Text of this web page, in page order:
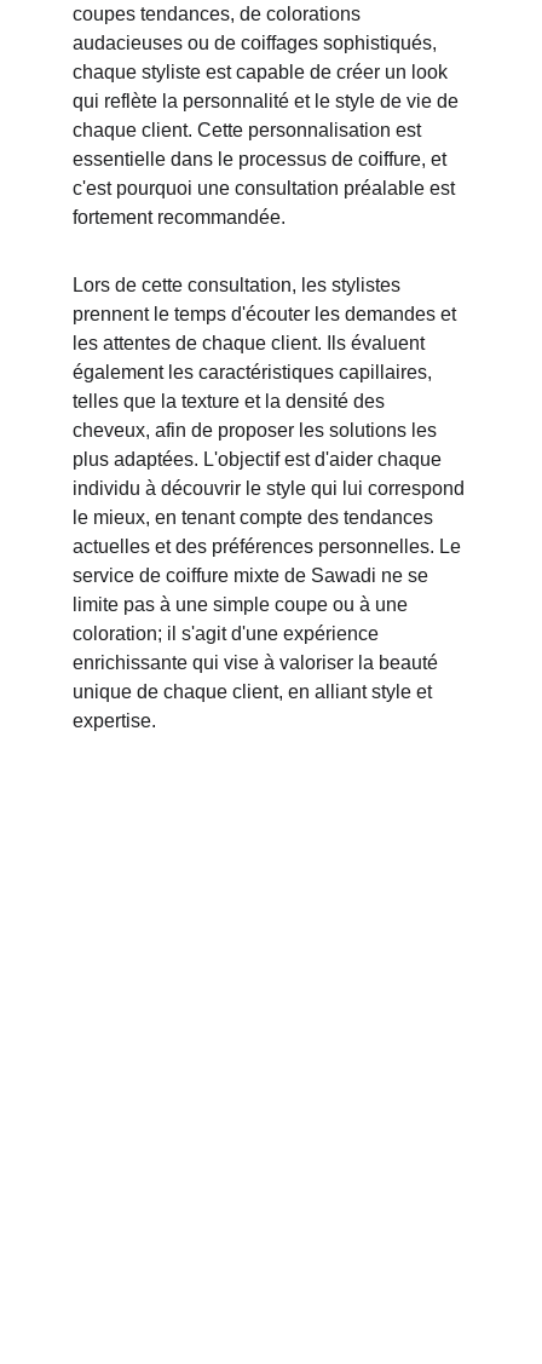
coupes tendances, de colorations
audacieuses ou de coiffages sophistiqués,
chaque styliste est capable de créer un look
qui reflète la personnalité et le style de vie de
chaque client. Cette personnalisation est
essentielle dans le processus de coiffure, et
c'est pourquoi une consultation préalable est
fortement recommandée.
Lors de cette consultation, les stylistes
prennent le temps d'écouter les demandes et
les attentes de chaque client. Ils évaluent
également les caractéristiques capillaires,
telles que la texture et la densité des
cheveux, afin de proposer les solutions les
plus adaptées. L'objectif est d'aider chaque
individu à découvrir le style qui lui correspond
le mieux, en tenant compte des tendances
actuelles et des préférences personnelles. Le
service de coiffure mixte de Sawadi ne se
limite pas à une simple coupe ou à une
coloration; il s'agit d'une expérience
enrichissante qui vise à valoriser la beauté
unique de chaque client, en alliant style et
expertise.